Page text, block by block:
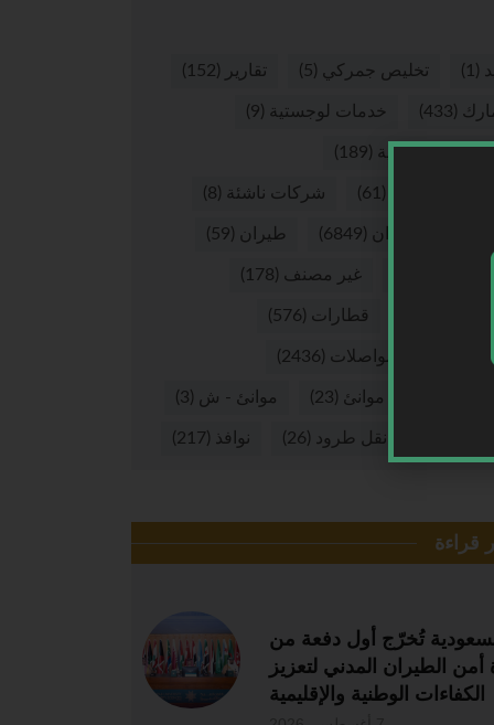
(1) تخليص جمركي (5) تقارير (152)
(433) خدمات لوجستية (9)
لوجستية (189)
(61) شركات ناشئة (8)
طيران (6849) طيران (59)
غير مصنف (178)
قطارات (576)
مواصلات (2436)
موانئ (23) موانئ - ش (3)
نقل طرود (26) نوافذ (217)
قراءة
تُخرّج أول دفعة من
أمن الطيران المدني لتعزيز
الكفاءات الوطنية والإقليمية